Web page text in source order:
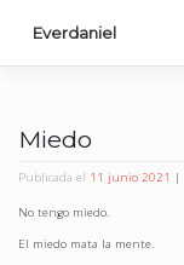
contenidoEverdaniel
Miedo
Publicada el 11 junio 2021 |
No tengo miedo.
El miedo mata la mente.